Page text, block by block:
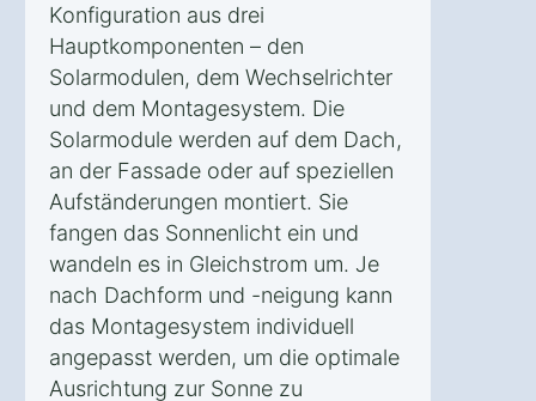
Konfiguration aus drei
Hauptkomponenten – den
Solarmodulen, dem Wechselrichter
und dem Montagesystem. Die
Solarmodule werden auf dem Dach,
an der Fassade oder auf speziellen
Aufständerungen montiert. Sie
fangen das Sonnenlicht ein und
wandeln es in Gleichstrom um. Je
nach Dachform und -neigung kann
das Montagesystem individuell
angepasst werden, um die optimale
Ausrichtung zur Sonne zu